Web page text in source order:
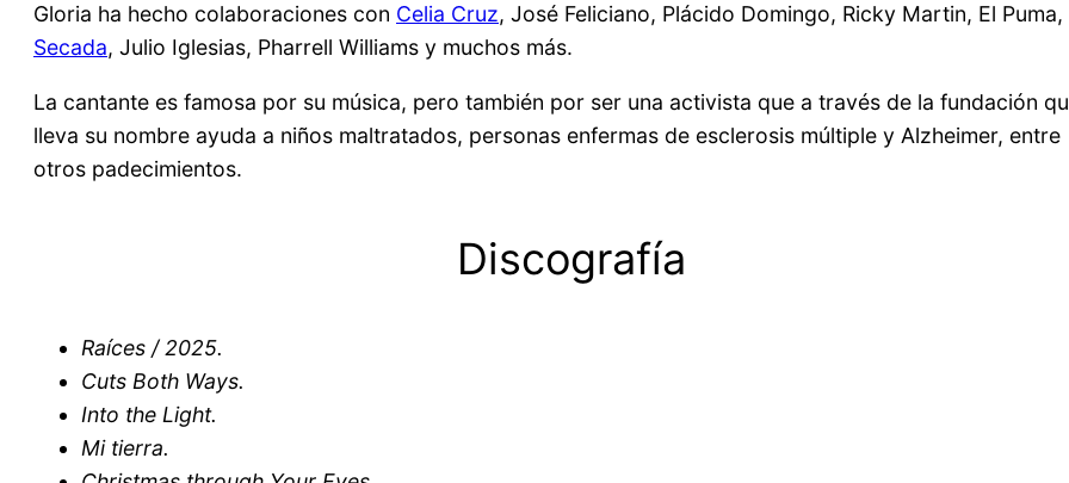
Gloria ha hecho colaboraciones con Celia Cruz, José Feliciano, Plácido Domingo, Ricky Martin, El Puma,
Secada, Julio Iglesias, Pharrell Williams y muchos más.
La cantante es famosa por su música, pero también por ser una activista que a través de la fundación
lleva su nombre ayuda a niños maltratados, personas enfermas de esclerosis múltiple y Alzheimer, entre
otros padecimientos.
Discografía
Raíces / 2025.
Cuts Both Ways.
Into the Light.
Mi tierra.